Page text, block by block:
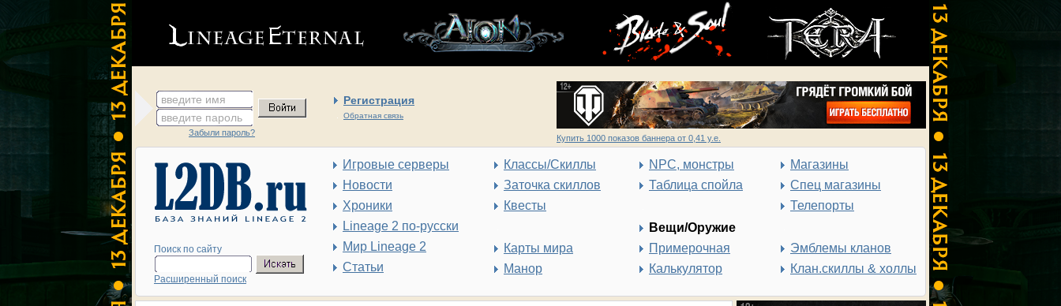
введите имя Регистрация
Обратная связь
введите пароль
Забыли пароль?
Купить 1000 показов баннера от 0,41 у.е.
Поиск по сайту
Расширенный поиск
Игровые серверы
Новости
Хроники
Lineage 2 по-русски
Мир Lineage 2
Статьи
Классы/Скиллы
Заточка скиллов
Квесты
Карты мира
Манор
NPC, монстры
Таблица спойла
Вещи/Оружие
Примерочная
Калькулятор
Магазины
Спец магазины
Телепорты
Эмблемы кланов
Клан.скиллы & холлы